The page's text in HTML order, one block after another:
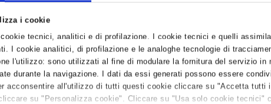
i cookie
tecnici, analitici e di profilazione. I cookie tecnici e quelli
I cookie analitici, di profilazione e le analoghe tecnologie di
l'utilizzo: sono utilizzati al fine di modulare la fornitura del servizio in
durante la navigazione. I dati da essi generati possono essere
acconsentire all'utilizzo di tutti questi cookie cliccare su "Accetta tutti
su "Personalizza cookie". Cliccare su "Usa solo cookie tecnici"